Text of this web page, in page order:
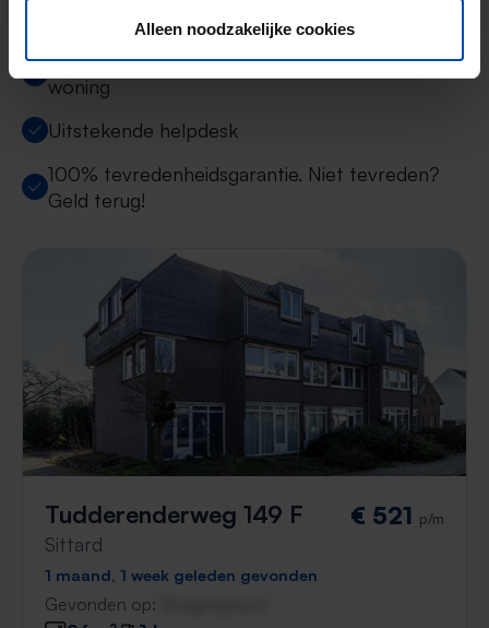
Alleen noodzakelijke cookies
Binnen 4-8 weken vonden gebruikers een
woning
Uitstekende helpdesk
100% tevredenheidsgarantie. Niet tevreden?
Geld terug!
Tudderenderweg 149 F
Sittard
€ 521 p/m
1 maand, 1 week geleden gevonden
Gevonden op: